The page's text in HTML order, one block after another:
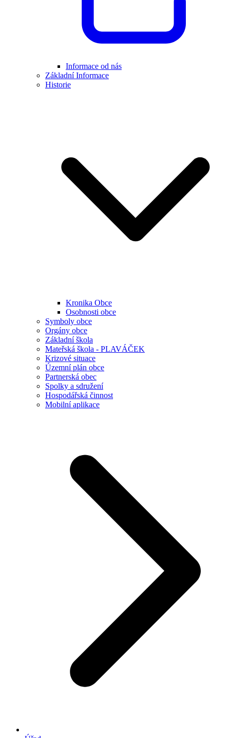
Informace od nás
Základní Informace
Historie
Kronika Obce
Osobnosti obce
Symboly obce
Orgány obce
Základní škola
Mateřská škola - PLAVÁČEK
Krizové situace
Územní plán obce
Partnerská obec
Spolky a sdružení
Hospodářská činnost
Mobilní aplikace